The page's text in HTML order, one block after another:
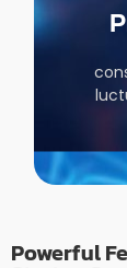
Powerful